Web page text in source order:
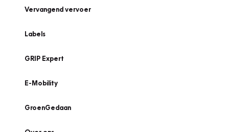
Vervangend vervoer
Labels
GRIP Expert
E-Mobility
GroenGedaan